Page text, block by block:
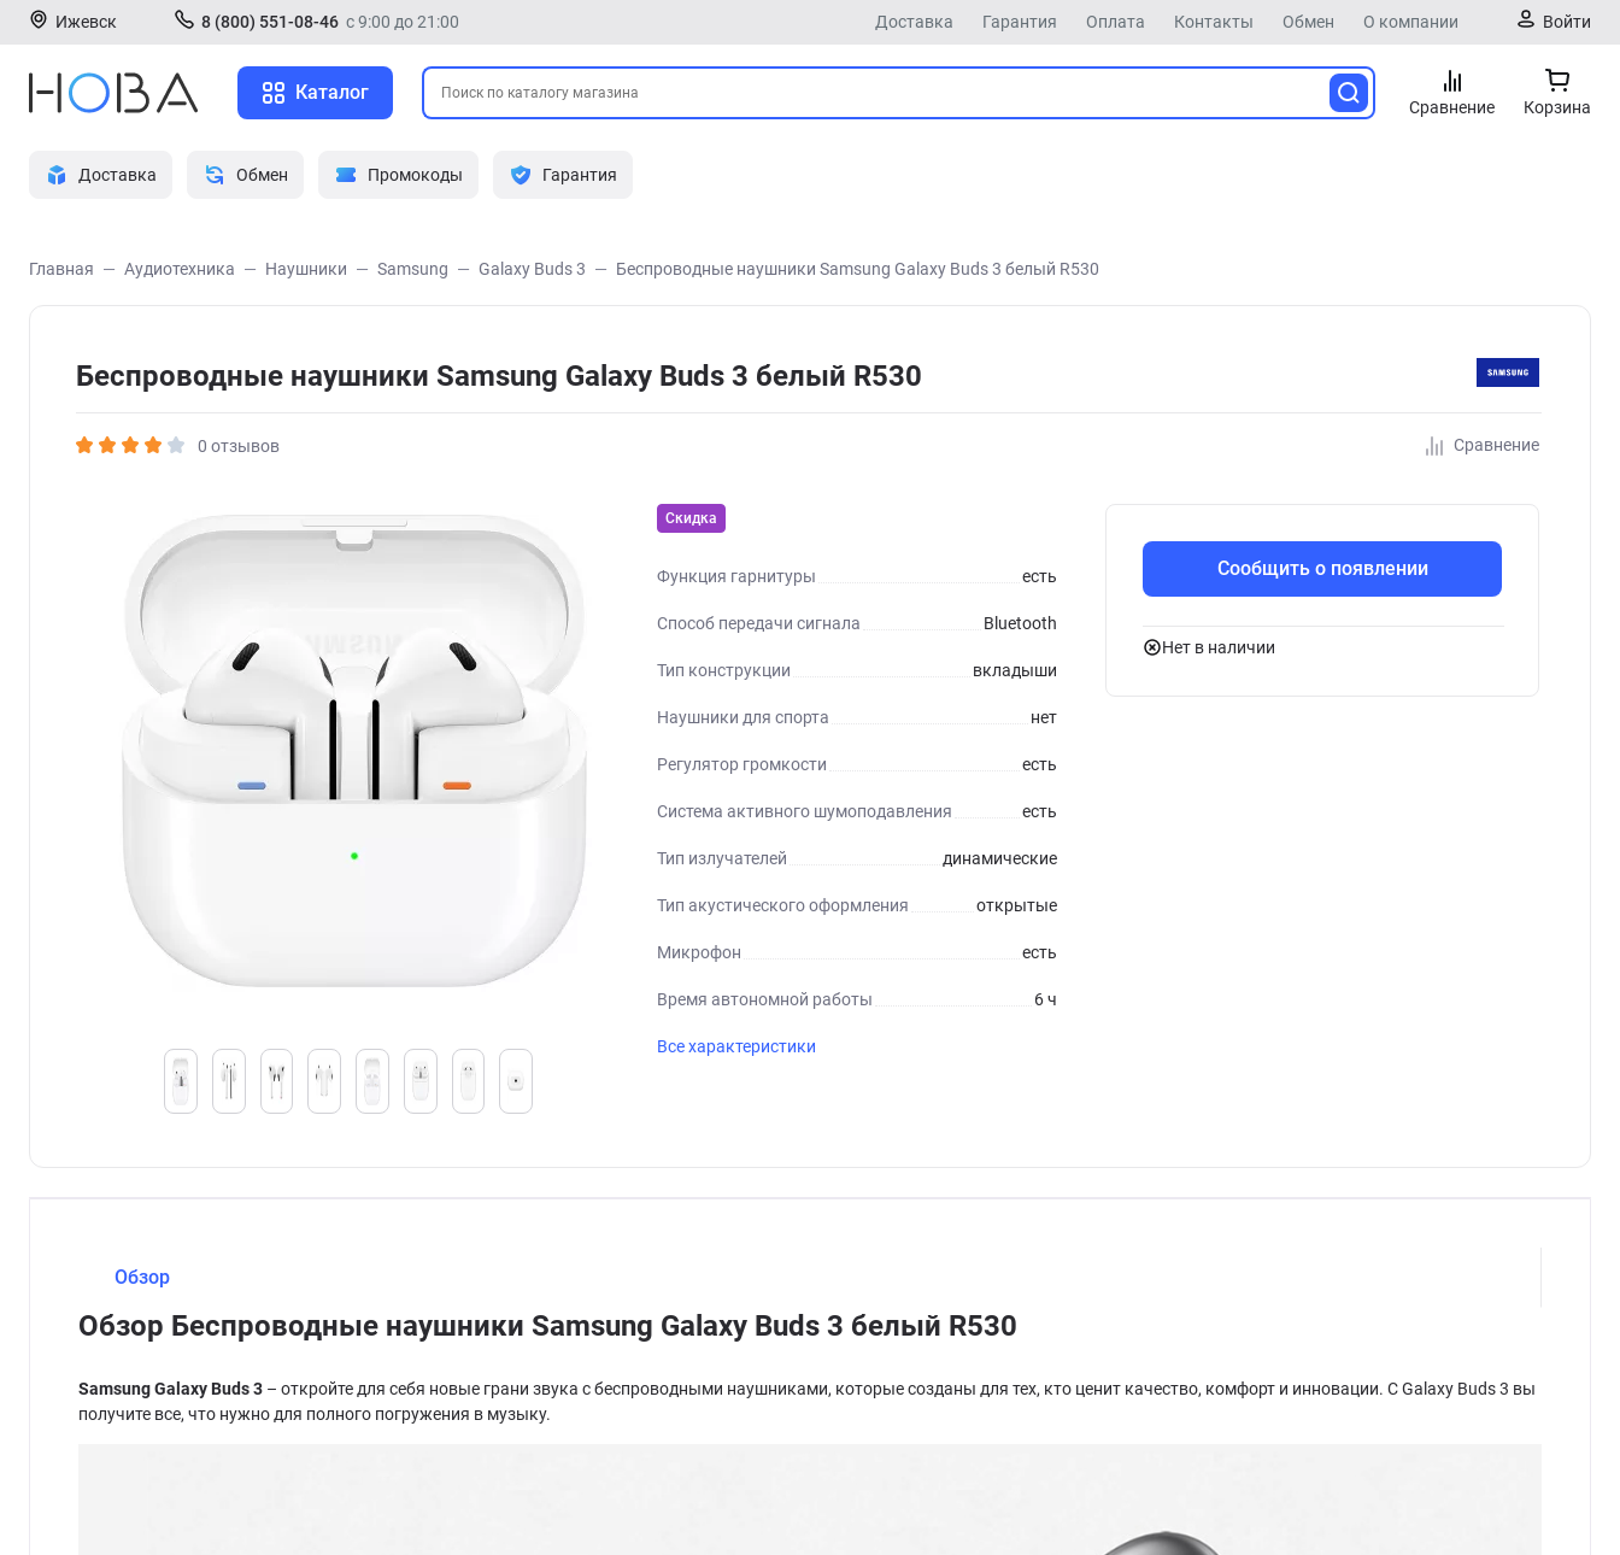
Ижевск 8 (800) 551-08-46 с 9:00 до 21:00 Доставка Гарантия Оплата Контакты Обмен О компании Войти
Каталог
Сравнение Корзина
Доставка Обмен Промокоды Гарантия
Главная Аудиотехника Наушники Samsung Galaxy Buds 3 Беспроводные наушники Samsung Galaxy Buds 3 белый R530
Беспроводные наушники Samsung Galaxy Buds 3 белый R530
0 отзывов Сравнение
Скидка
Функция гарнитуры есть
Способ передачи сигнала Bluetooth
Тип конструкции вкладыши
Наушники для спорта нет
Регулятор громкости есть
Система активного шумоподавления есть
Тип излучателей динамические
Тип акустического оформления открытые
Микрофон есть
Время автономной работы 6 ч
Все характеристики
Сообщить о появлении
Нет в наличии
Обзор
Обзор Беспроводные наушники Samsung Galaxy Buds 3 белый R530
Samsung Galaxy Buds 3 – откройте для себя новые грани звука с беспроводными наушниками, которые созданы для тех, кто ценит качество, комфорт и инновации. С Galaxy Buds 3 вы
получите все, что нужно для полного погружения в музыку.